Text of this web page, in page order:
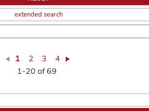
extended search
1 2 3
4
1-20 of 69